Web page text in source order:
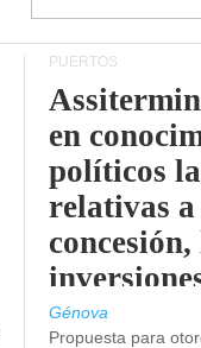
PUERTOS
en
políticos
relativas a
concesión,
Génova
Propuesta para